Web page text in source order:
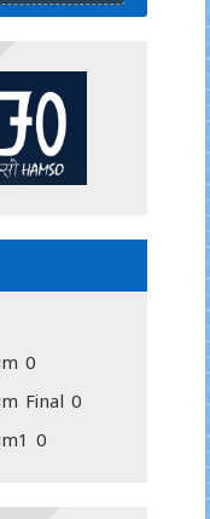
0
Final 0
0